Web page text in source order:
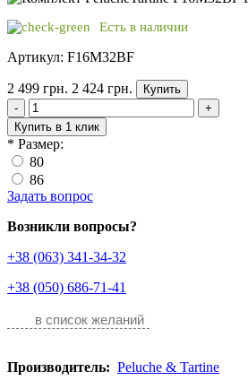
Есть в наличии
Артикул: F16M32BF
2 499 грн. 2 424 грн.
Купить
-
+
Купить в 1 клик
* Размер:
80
86
Задать вопрос
Возникли вопросы?
+38 (063) 341-34-32
+38 (050) 686-71-41
в список желаний
Производитель: Peluche & Tartine